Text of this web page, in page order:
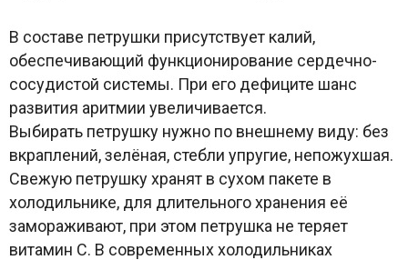
В составе петрушки присутствует калий,
обеспечивающий функционирование сердечно-
сосудистой системы. При его дефиците шанс
развития аритмии увеличивается.
Выбирать петрушку нужно по внешнему виду: без
вкраплений, зелёная, стебли упругие, непожухшая.
Свежую петрушку хранят в сухом пакете в
холодильнике, для длительного хранения её
замораживают, при этом петрушка не теряет
витамин C. В современных холодильниках